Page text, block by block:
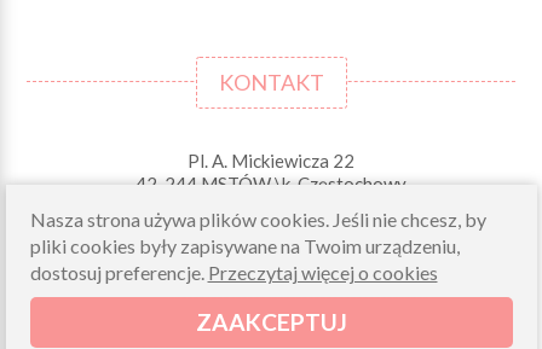
KONTAKT
Pl. A. Mickiewicza 22
42-244 MSTÓW \k. Częstochowy
Odbiory osobiste (zamówienia opłacone on-line)
pn-pt 10.00-16.00
sklep@morelkowe.pl
+48 34 506 50 70
Nasza strona używa plików cookies. Jeśli nie chcesz, by
pliki cookies były zapisywane na Twoim urządzeniu,
dostosuj preferencje. Przeczytaj więcej o cookies
ZAAKCEPTUJ